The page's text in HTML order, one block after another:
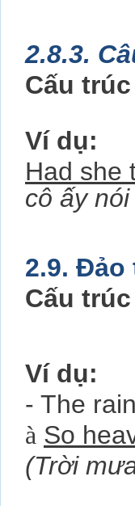
2.8.3.
Cấu trúc
Ví dụ:
Had she
cô ấy
2.9. Đảo
Cấu trúc
Ví dụ:
- The
à So
(Trời